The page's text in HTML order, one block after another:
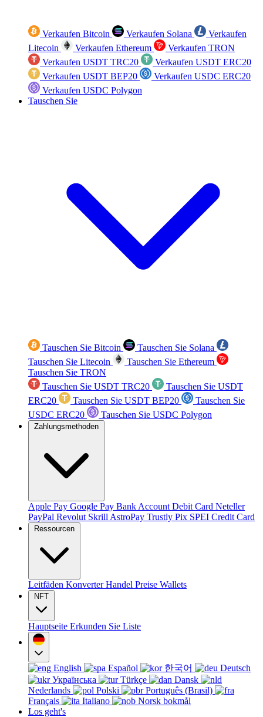
Verkaufen Bitcoin Verkaufen Solana
Verkaufen
Litecoin
Verkaufen Ethereum
Verkaufen TRON
Verkaufen USDT TRC20
Verkaufen USDT ERC20
Verkaufen USDT BEP20
Verkaufen USDC ERC20
Verkaufen USDC Polygon
Tauschen Sie
Tauschen Sie Bitcoin
Tauschen Sie Solana
Tauschen Sie Litecoin
Tauschen Sie Ethereum
Tauschen Sie TRON
Tauschen Sie USDT TRC20
Tauschen Sie USDT
ERC20
Tauschen Sie USDT BEP20
Tauschen Sie
USDC ERC20
Tauschen Sie USDC Polygon
Zahlungsmethoden
Apple Pay Google Pay Bank Account Debit Card Neteller
PayPal Revolut Skrill AstroPay Trustly Pix SPEI Credit Card
Ressourcen
Leitfäden KonverterHandel Preise Wallets
NFT
Hauptseite Erkunden Sie Liste
English Español 한국어
Deutsch
Українська
Türkçe
Dansk
Nederlands
Polski
Português (Brasil)
Français
Italiano
Norsk bokmål
Los geht's